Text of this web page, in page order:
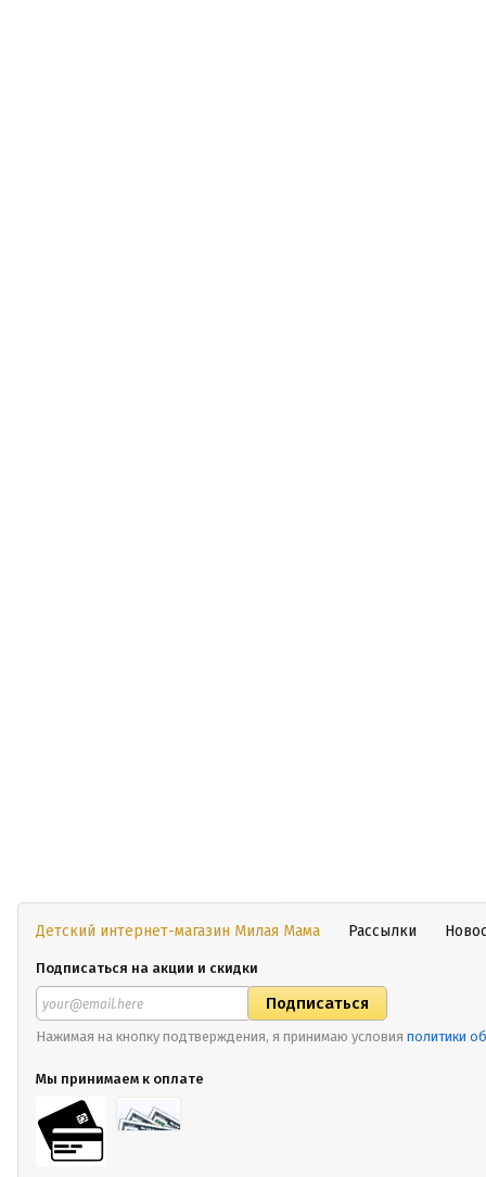
Детский интернет-магазин Милая Мама Рассылки
Подписаться на акции и скидки
Нажимая на кнопку подтверждения, я принимаю условия политики
Мы принимаем к оплате